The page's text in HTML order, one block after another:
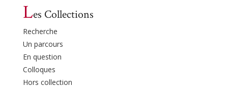
Les Collections
Recherche
Un parcours
En question
Colloques
Hors collection